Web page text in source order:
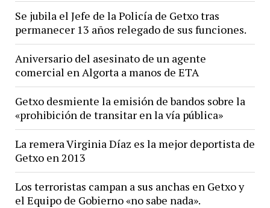
Se jubila el Jefe de la Policía de Getxo tras
permanecer 13 años relegado de sus funciones.
Aniversario del asesinato de un agente
comercial en Algorta a manos de ETA
Getxo desmiente la emisión de bandos sobre la
«prohibición de transitar en la vía pública»
La remera Virginia Díaz es la mejor deportista de
Getxo en 2013
Los terroristas campan a sus anchas en Getxo y
el Equipo de Gobierno «no sabe nada».